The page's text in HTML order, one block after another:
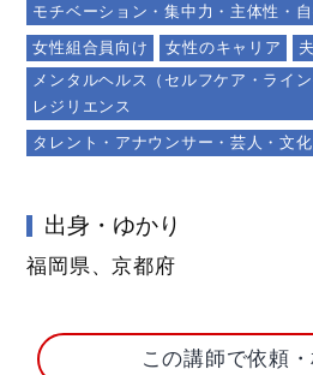
モチベーション・集中力・主体性・
女性組合員向け
女性のキャリア
メンタルヘルス（セルフケア・ライ
レジリエンス
タレント・アナウンサー・芸人・文
出身・ゆかり
福岡県、京都府
この講師で依頼